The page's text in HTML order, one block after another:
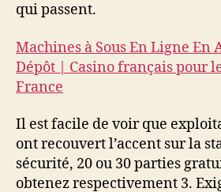
qui passent.
Machines à Sous En Ligne En
Dépôt | Casino français pour
France
Il est facile de voir que
ont recouvert l’accent sur la
sécurité, 20 ou 30 parties
obtenez respectivement 3.